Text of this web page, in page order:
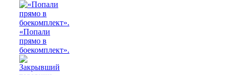
«Попали
прямо в
боекомплект».